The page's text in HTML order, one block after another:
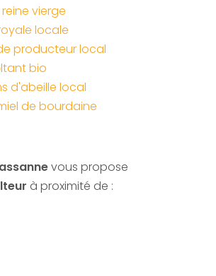
vierge
locale
producteur local
bio
d'abeille local
de bourdaine
vous propose
à proximité de :